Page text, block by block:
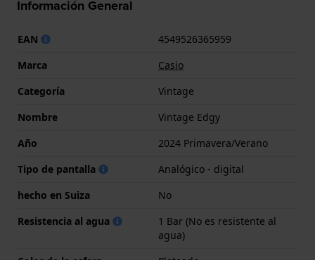
Información General
EAN
4549526365959
Marca
Casio
Categoría
Vintage
Nombre
Vintage Edgy
Año
2024 Primavera/Verano
Tipo de pantalla
Analógico - digital
hecho en Suiza
No
Resistencia al agua
1 Bar (No es resistente al
agua)